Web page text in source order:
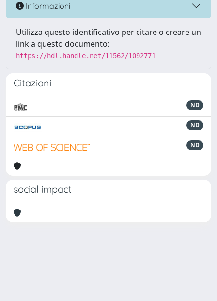
Informazioni
Utilizza questo identificativo per citare o creare un
link a questo documento:
https://hdl.handle.net/11562/1092771
Citazioni
ND
ND
ND
social impact